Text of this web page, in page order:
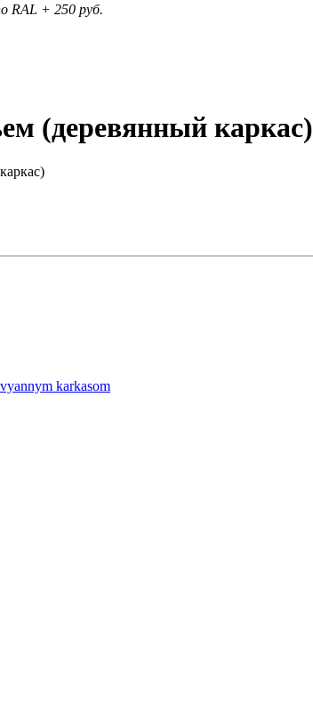
RAL + 250 руб.
(деревянный каркас)
karkasom